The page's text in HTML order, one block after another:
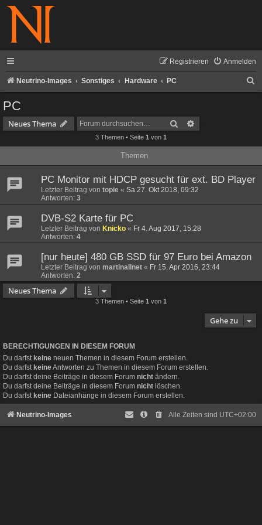
Anmelden
Registrieren
Neutrino-Images Sonstiges Hardware PC
PC
Neues Thema Suche
3 Themen • Seite 1 von 1
Themen
PC Monitor mit HDCP gesucht für ext. BD Player
Letzter Beitrag von topie « Sa 27. Okt 2018, 09:32
Antworten: 3
DVB-S2 Karte für PC
Letzter Beitrag von Knicko « Fr 4. Aug 2017, 15:28
Antworten: 4
[nur heute] 480 GB SSD für 97 Euro bei Amazon
Letzter Beitrag von martinallnet « Fr 15. Apr 2016, 23:44
Antworten: 2
Neues Thema
3 Themen • Seite 1 von 1
Gehe zu
BERECHTIGUNGEN IN DIESEM FORUM
Du darfst keine neuen Themen in diesem Forum erstellen.
Du darfst keineAntworten zu Themen in diesem Forum erstellen.
Du darfst deine Beiträge in diesem Forum nicht ändern.
Du darfst deine Beiträge in diesem Forum nicht löschen.
Du darfst keine Dateianhänge in diesem Forum erstellen.
Neutrino-Images Alle Zeiten sind UTC+02:00